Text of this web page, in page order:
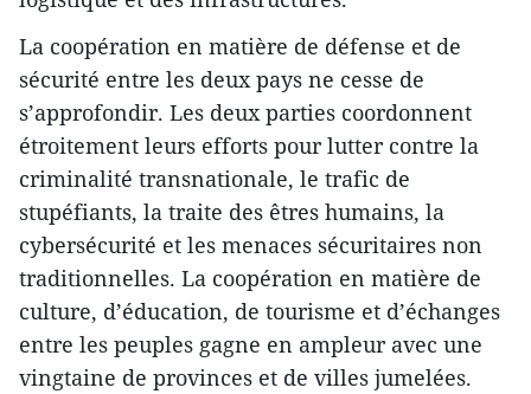
La coopération en matière de défense et de
sécurité entre les deux pays ne cesse de
s’approfondir. Les deux parties coordonnent
étroitement leurs efforts pour lutter contre la
criminalité transnationale, le trafic de
stupéfiants, la traite des êtres humains, la
cybersécurité et les menaces sécuritaires non
traditionnelles. La coopération en matière de
culture, d’éducation, de tourisme et d’échanges
entre les peuples gagne en ampleur avec une
vingtaine de provinces et de villes jumelées.